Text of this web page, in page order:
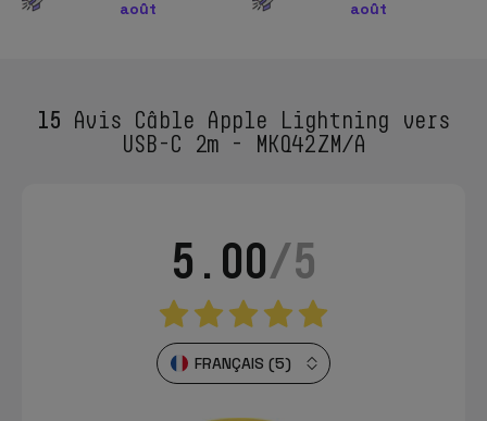
août
août
15 Avis Câble Apple Lightning vers
USB-C 2m - MKQ42ZM/A
5.00/5
FRANÇAIS (5)